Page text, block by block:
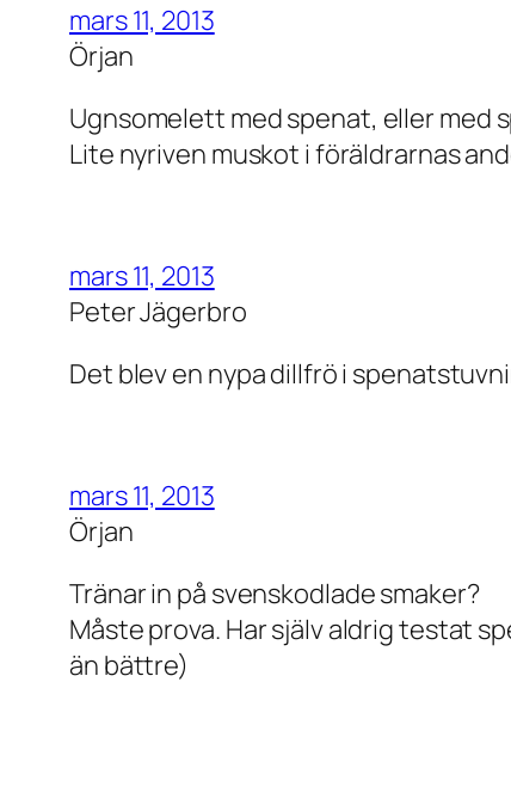
mars 11, 2013
Örjan
Ugnsomelett med spenat, eller med
Lite nyriven muskot i föräldrarnas
mars 11, 2013
Peter Jägerbro
Det blev en nypa dillfrö i
mars 11, 2013
Örjan
Tränar in på svenskodlade smaker?
Måste prova. Har själv aldrig testat
än bättre)